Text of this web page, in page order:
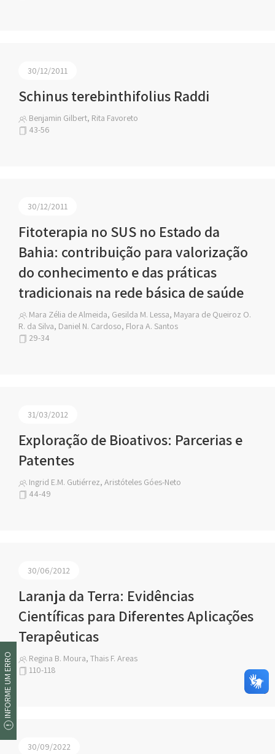
30/12/2011
Schinus terebinthifolius Raddi
Benjamin Gilbert, Rita Favoreto
43-56
30/12/2011
Fitoterapia no SUS no Estado da
Bahia: contribuição para valorização
do conhecimento e das práticas
tradicionais na rede básica de saúde
Mara Zélia de Almeida, Gesilda M. Lessa, Mayara de Queiroz O.
R. da Silva, Daniel N. Cardoso, Flora A. Santos
29-34
31/03/2012
Exploração de Bioativos: Parcerias e
Patentes
Ingrid E.M. Gutiérrez, Aristóteles Góes-Neto
44-49
30/06/2012
Laranja da Terra: Evidências
Científicas para Diferentes Aplicações
Terapêuticas
Regina B. Moura, Thais F. Areas
110-118
30/09/2022
INFORME UM ERRO